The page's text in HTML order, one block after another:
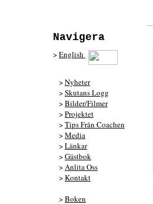
Navigera
>English
>Nyheter
>Skutans Logg
>Bilder/Filmer
>Projektet
>Tips Från Coachen
>Media
>Länkar
>Gästbok
>Anlita Oss
>Kontakt
>Boken